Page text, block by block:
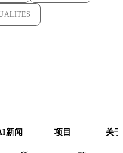
新闻 项目 关于